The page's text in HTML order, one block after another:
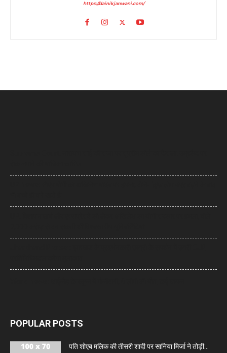
https://dainikjanwani.com/
POPULAR POSTS
पति शोएब मलिक की तीसरी शादी पर सानिया मिर्जा ने तोड़ी...